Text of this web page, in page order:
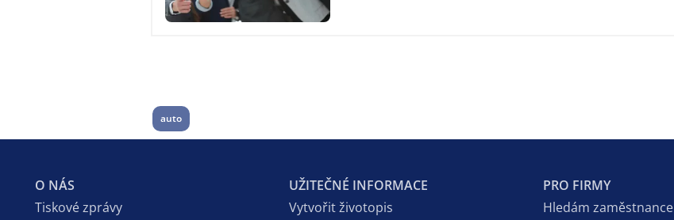
auto
O NÁS
Tiskové zprávy
UŽITEČNÉ INFORMACE
Vytvořit životopis
PRO FIRMY
Hledám zaměstnance